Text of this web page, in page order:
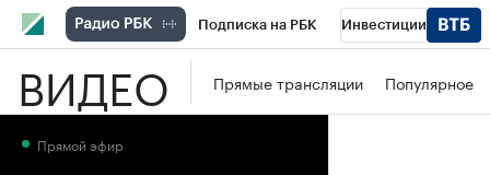
Подписка на РБК Инвестиции
ВИДЕО Прямые трансляции Популярное
Прямой эфир